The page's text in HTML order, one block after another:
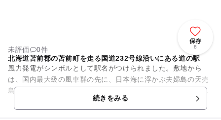
保存
8
未評価
0件
北海道苫前郡の苫前町を走る国道232号線沿いにある道の駅
風力発電がシンボルとして駅名がつけられました。敷地から
は、国内最大級の風車群の先に、日本海に浮かぶ夫婦島の天売
島や焼尻島の光景が広がります。ドーム球場のような白い屋根
をもった「とままえ温泉ふわっ...
続きをみる